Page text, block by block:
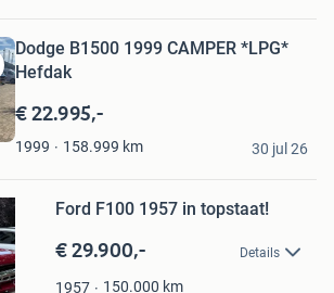
Dodge B1500 1999 CAMPER *LPG*
Hefdak
€ 22.995,-
1999 158.999 km 30 jul 26
Ford F100 1957 in topstaat!
€ 29.900,- Details
1957 150.000 km